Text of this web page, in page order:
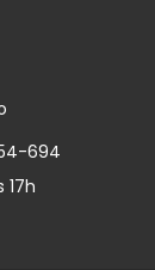
694
17h